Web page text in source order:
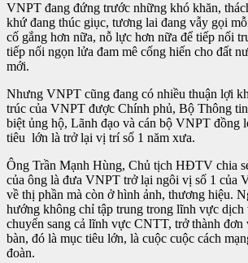
VNPT đang đứng trước những khó khăn,
khứ đang thúc giục, tương lai đang vẫy gọi
cố gắng hơn nữa, nỗ lực hơn nữa để tiếp nối
tiếp nối ngọn lửa đam mê cống hiến cho đất
mới.
Nhưng VNPT cũng đang có nhiều thuận lợi
trúc của VNPT được Chính phủ, Bộ Thông
biệt ủng hộ, Lãnh đạo và cán bộ VNPT đồng
tiêu lớn là trở lại vị trí số 1 năm xưa.
Ông Trần Mạnh Hùng, Chủ tịch HĐTV chia
của ông là đưa VNPT trở lại ngôi vị số 1 của
về thị phần mà còn ở hình ảnh, thương hiệu.
hướng không chỉ tập trung trong lĩnh vực dịch
chuyển sang cả lĩnh vực CNTT, trở thành đơn
bàn, đó là mục tiêu lớn, là cuộc cuộc cách
đoàn.